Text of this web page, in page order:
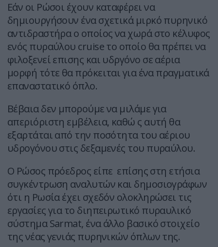
Εάν οι Ρώσοι έχουν καταφέρει να
δημιουργήσουν ένα σχετικά μιρκό πυρηνικό
αντιδραστήρα ο οποίος να χωρά στο κέλυφος
ενός πυραύλου cruise το οποίο θα πρέπει να
φιλοξενεί επισης και υδργόνο σε αέρια
μορφή τότε θα πρόκειται για ένα πραγματικά
επαναστατικό όπλο.
Βέβαια δεν μπορούμε να μιλάμε για
απεριόριστη εμβέλεια, καθώ ς αυτή θα
εξαρτάται από την ποσότητα του αέριου
υδρογόνου στις δεξαμενές του πυραύλου.
Ο Ρώσος πρόεδρος είπε επίσης στη ετήσια
συγκέντρωση αναλυτών και δημοσιογράφων
ότι η Ρωσία έχει σχεδόν ολοκληρώσει τις
εργασίες για το διηπειρωτικό πυραυλικό
σύστημα Sarmat, ένα άλλο βασικό στοιχείο
της νέας γενιάς πυρηνικών όπλων της.